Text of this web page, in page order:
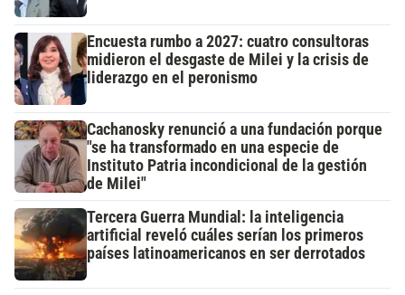
Encuesta rumbo a 2027: cuatro consultoras
midieron el desgaste de Milei y la crisis de
liderazgo en el peronismo
Cachanosky renunció a una fundación porque
"se ha transformado en una especie de
Instituto Patria incondicional de la gestión
de Milei"
Tercera Guerra Mundial: la inteligencia
artificial reveló cuáles serían los primeros
países latinoamericanos en ser derrotados